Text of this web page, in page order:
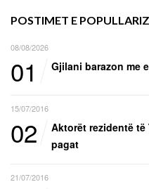
POSTIMET E
08/08/2026
01 Gjilani barazon me
15/07/2016
02
Aktorët rezidentë
pagat
21/07/2016